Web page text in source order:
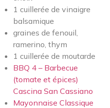
1 cuillerée de vinaigre
balsamique
graines de fenouil,
ramerino, thym
1 cuillerée de moutarde
BBQ 4 – Barbecue
(tomate et épices)
Cascina San Cassiano
Mayonnaise Classique